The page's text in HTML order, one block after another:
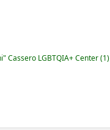
Cassero LGBTQIA+ Center(1)